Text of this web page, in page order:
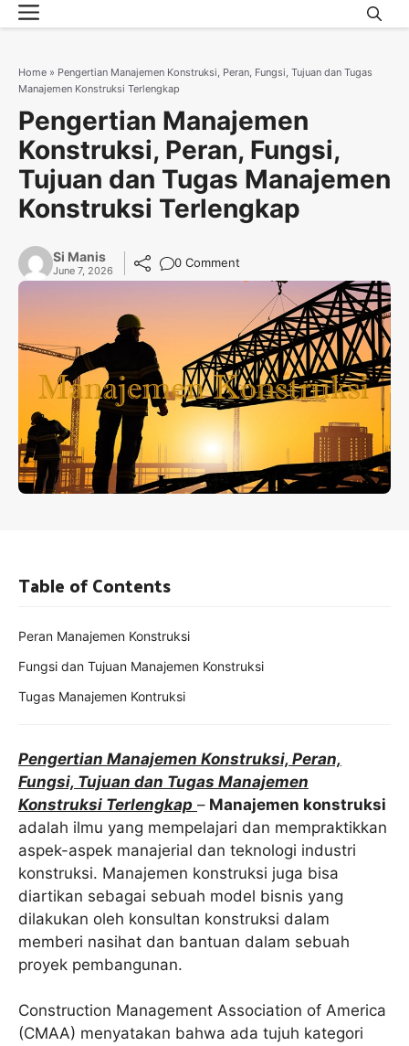
Skip
to
Menu
Home » Pengertian Manajemen Konstruksi, Peran, Fungsi, Tujuan dan Tugas
Manajemen Konstruksi Terlengkap
Pengertian Manajemen
Konstruksi, Peran, Fungsi,
Tujuan dan Tugas Manajemen
Konstruksi Terlengkap
Si Manis
June 7, 2026
0 Comment
Pengertian Manajemen Konstruksi, Peran,
Fungsi, Tujuan dan Tugas Manajemen
Konstruksi Terlengkap – Manajemen konstruksi
adalah ilmu yang mempelajari dan mempraktikkan
aspek-aspek manajerial dan teknologi industri
konstruksi. Manajemen konstruksi juga bisa
diartikan sebagai sebuah model bisnis yang
dilakukan oleh konsultan konstruksi dalam
memberi nasihat dan bantuan dalam sebuah
proyek pembangunan.
Construction Management Association of America
(CMAA) menyatakan bahwa ada tujuh kategori
Table of Contents
Peran Manajemen Konstruksi
Fungsi dan Tujuan Manajemen Konstruksi
Tugas Manajemen Kontruksi